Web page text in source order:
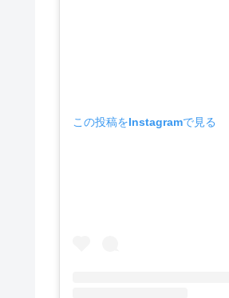
この投稿をInstagramで見る